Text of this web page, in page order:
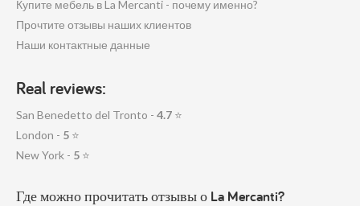
Купите мебель в La Mercanti - почему именно?
Прочтите отзывы наших клиентов
Наши контактные данные
Real reviews:
San Benedetto del Tronto - 4.7 ⭐
London - 5 ⭐
New York - 5 ⭐
Где можно прочитать отзывы о La Mercanti?